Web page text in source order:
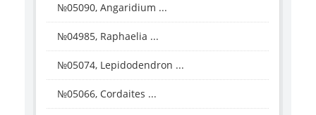
№05090, Angaridium ...
№04985, Raphaelia ...
№05074, Lepidodendron ...
№05066, Cordaites ...